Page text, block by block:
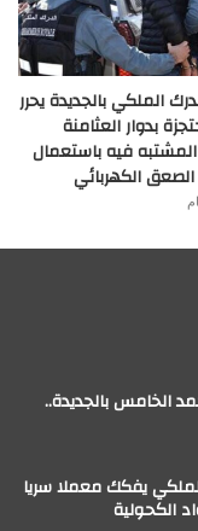
الملكي بالجديدة يحرر
بدوار العثامنة
فيه باستعمال
الكهربائي
الخامس بالجديدة..
يفكك معملا سريا